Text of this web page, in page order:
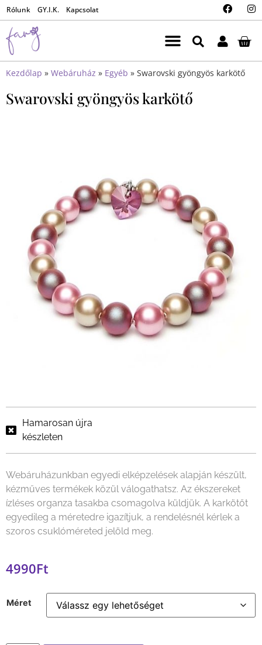
Rólunk GY.I.K. Kapcsolat
Kezdőlap » Webáruház » Egyéb » Swarovski gyöngyös karkötő
Swarovski gyöngyös karkötő
Hamarosan újra
készleten
Webáruházunkban egyedi elképzelések alapján készült,
kézműves termékek közül válogathatsz. Az ékszereket
ízléses organza tasakba csomagolva küldjük. A karkötőt
egyedileg a méretedre igazítjuk, a rendelésnél kérlek a
szoros csuklóméreted jelöld meg.
4990Ft
Méret